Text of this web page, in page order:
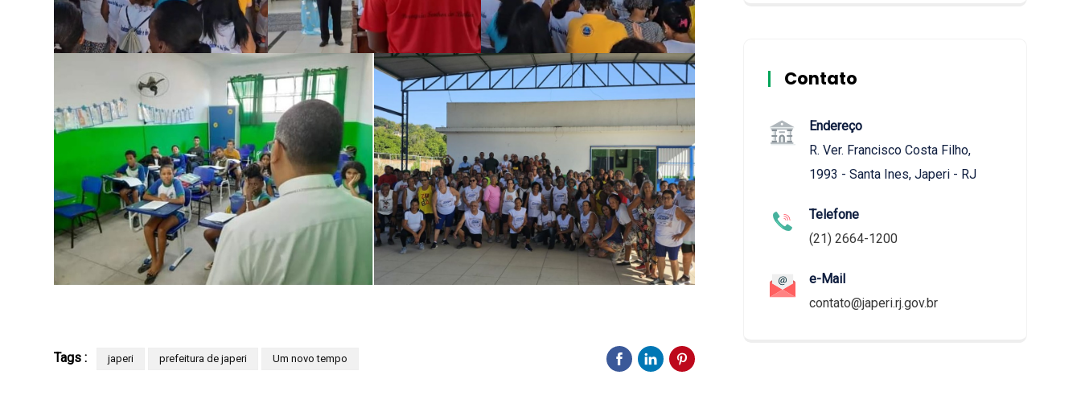
Tags : japeri prefeitura de japeri Um novo tempo
Contato
Endereço
R. Ver. Francisco Costa Filho,
1993 - Santa Ines, Japeri - RJ
Telefone
(21) 2664-1200
e-Mail
contato@japeri.rj.gov.br